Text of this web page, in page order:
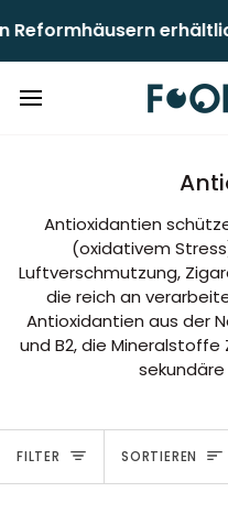
zum
Inhalt
erhältlich!ㅤ
Antioxidantien
(oxidativem
Luftverschmutzung,
die reich an
Antioxidantien aus der
und B2, die
FILTER Sortieren
SORTIEREN